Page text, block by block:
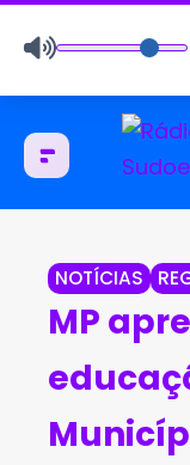
NOTÍCIAS
MP